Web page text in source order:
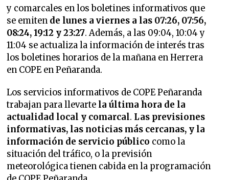
y comarcales en los boletines informativos que
se emiten de lunes a viernes a las 07:26, 07:56,
08:24, 19:12 y 23:27. Además, a las 09:04, 10:04 y
11:04 se actualiza la información de interés tras
los boletines horarios de la mañana en Herrera
en COPE en Peñaranda.
Los servicios informativos de COPE Peñaranda
trabajan para llevarte la última hora de la
actualidad local y comarcal. Las previsiones
informativas, las noticias más cercanas, y la
información de servicio público como la
situación del tráfico, o la previsión
meteorológica tienen cabida en la programación